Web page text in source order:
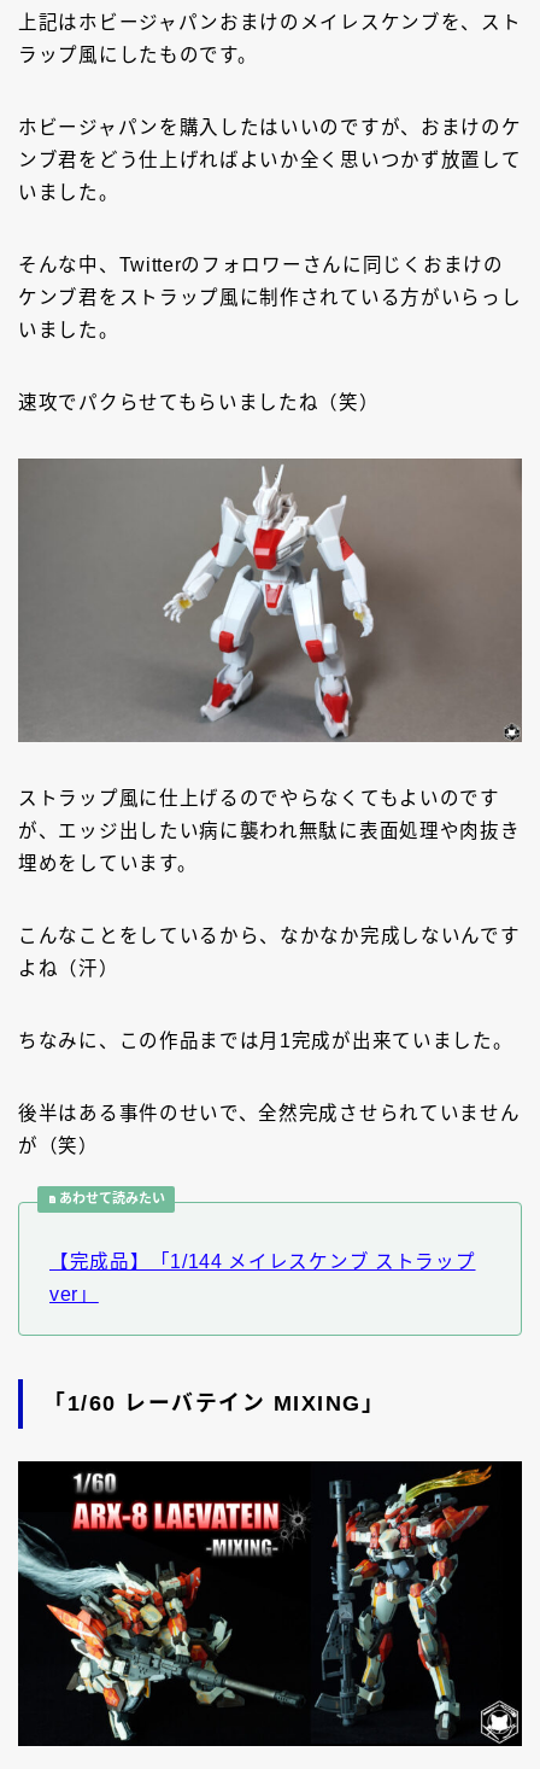
上記はホビージャパンおまけのメイレスケンブを、スト
ラップ風にしたものです。
ホビージャパンを購入したはいいのですが、おまけのケ
ンブ君をどう仕上げればよいか全く思いつかず放置して
いました。
そんな中、Twitterのフォロワーさんに同じくおまけの
ケンブ君をストラップ風に制作されている方がいらっし
いました。
速攻でパクらせてもらいましたね（笑）
ストラップ風に仕上げるのでやらなくてもよいのです
が、エッジ出したい病に襲われ無駄に表面処理や肉抜き
埋めをしています。
こんなことをしているから、なかなか完成しないんです
よね（汗）
ちなみに、この作品までは月1完成が出来ていました。
後半はある事件のせいで、全然完成させられていません
が（笑）
あわせて読みたい
【完成品】「1/144 メイレスケンブ ストラップ
ver」
「1/60 レーバテイン MIXING」